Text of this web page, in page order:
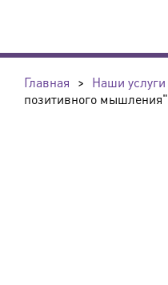
Главная > Наши услуги
позитивного мышления"